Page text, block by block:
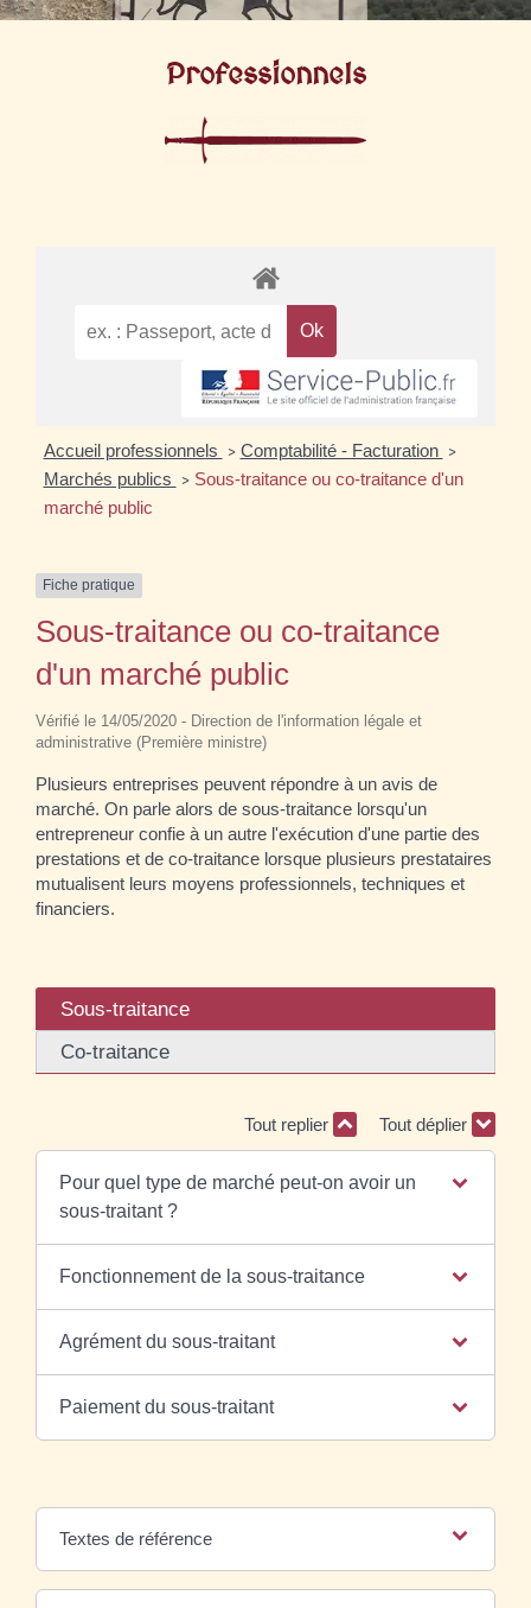
Professionnels
Accueil professionnels > Comptabilité - Facturation >
Marchés publics > Sous-traitance ou co-traitance d'un
marché public
Fiche pratique
Sous-traitance ou co-traitance
d'un marché public
Vérifié le 14/05/2020 - Direction de l'information légale et
administrative (Première ministre)
Plusieurs entreprises peuvent répondre à un avis de
marché. On parle alors de sous-traitance lorsqu'un
entrepreneur confie à un autre l'exécution d'une partie des
prestations et de co-traitance lorsque plusieurs prestataires
mutualisent leurs moyens professionnels, techniques et
financiers.
Sous-traitance
Co-traitance
Tout replier Tout déplier
Pour quel type de marché peut-on avoir un
sous-traitant ?
Fonctionnement de la sous-traitance
Agrément du sous-traitant
Paiement du sous-traitant
Textes de référence